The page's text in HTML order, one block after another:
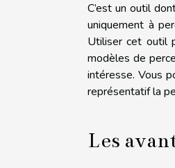
C’est un outil
uniquement à
Utiliser cet outil
modèles de
intéresse. Vous
représentatif la
Les